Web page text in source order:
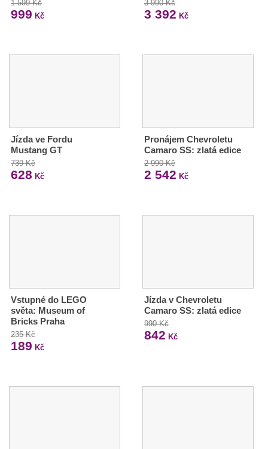
1 599 Kč
999 Kč
3 990 Kč
3 392 Kč
Jízda ve Fordu
Mustang GT
739 Kč
628 Kč
Pronájem Chevroletu
Camaro SS: zlatá edice
2 990 Kč
2 542 Kč
Vstupné do LEGO
světa: Museum of
Bricks Praha
235 Kč
189 Kč
Jízda v Chevroletu
Camaro SS: zlatá edice
990 Kč
842 Kč